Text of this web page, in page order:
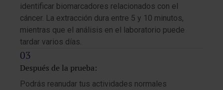
identificar biomarcadores relacionados con el
cáncer. La extracción dura entre 5 y 10 minutos,
mientras que el análisis en el laboratorio puede
tardar varios días.
Después de la prueba:
Podrás reanudar tus actividades normales